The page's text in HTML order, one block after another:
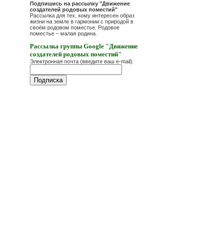
Подпишись на рассылку "Движение
создателей родовых поместий"
Рассылка для тех, кому интересен образ
жизни на земле в гармонии с природой в
своём родовом поместье. Родовое
поместье – малая родина.
Рассылка группы Google "Движение
создателей родовых поместий"
Электронная почта (введите ваш e-mail):